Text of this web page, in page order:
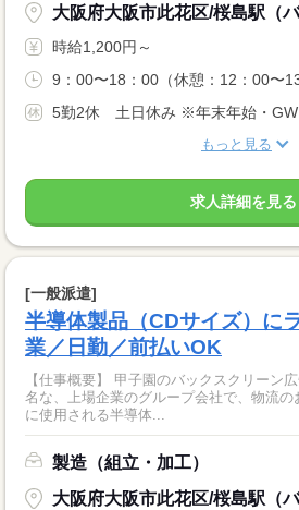
大阪府大阪市此花区/桜島駅（バ
時給1,200円～
9：00〜18：00（休憩：12：00〜
5勤2休 土日休み ※年末年始・GW
もっと見る
求人詳細を見る
[一般派遣]
半導体製品（CDサイズ）に
業／日勤／前払いOK
【仕事概要】 甲子園のバックスクリーン
名な、上場企業のグループ会社で、物流
に使用される半導体...
製造（組立・加工）
大阪府大阪市此花区/桜島駅（バ